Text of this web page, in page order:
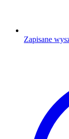
Zapisane